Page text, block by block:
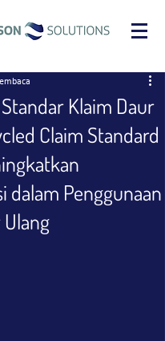
Klaim Daur
Claim Standard
dalam Penggunaan